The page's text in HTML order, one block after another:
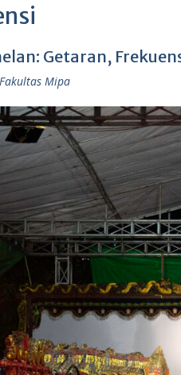
Getaran,
Fakultas Mipa